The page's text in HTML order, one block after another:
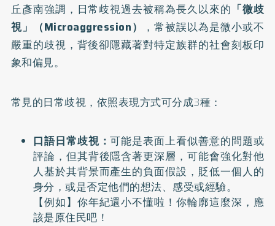
丘彥南強調，日常歧視過去被稱為長久以來的 「微歧
視」（Microaggression）
，常被誤以為是微小或不
嚴重的歧視，背後卻隱藏著對特定族群的社會刻板印
象和偏見。
常見的日常歧視，依照表現方式可分成3種：
口語日常歧視：可能是表面上看似善意的問題或
評論，但其背後隱含著更深層，可能會強化對他
人基於其背景而產生的負面假設，貶低一個人的
身分，或是否定他們的想法、感受或經驗。
【例如】你年紀還小不懂啦！你輪廓這麼深，應
該是原住民吧！